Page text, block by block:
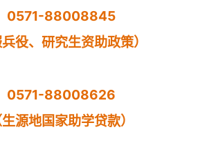
0571-88008845
兵役、研究生资助政策）
0571-88008626
生源地国家助学贷款）